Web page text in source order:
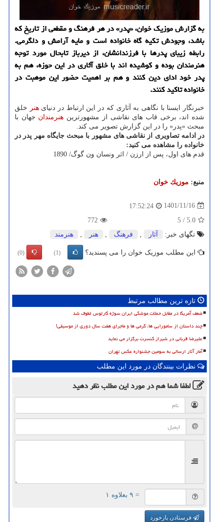
به گزارش موزیک خوان، «پدر» در هر فرهنگ و مقطعی از تاریخ که
باشد، وجودش تکیه گاه خانواده است و مایه آرامش و دلگرمی.
رابطه زیبای پدرها با فرزندانشان، از دیرباز تابحال مورد توجه
هنرمندان بوده و کوشیده اند با خلق آثاری در این حوزه، هم به
پدر خود ادای دین کنند و هم بر اهمیت حضور این موهبت در
خانواده تاکید کنند.
خبرنگار ایسنا با نگاهی به آثاری که در این ارتباط در دنیایهنر
خلق
شده اند، برخی قاب های نقاشی از مشهورترین هنرمندان جهان با
مبحث «پدر» را در این گزارش تصویر می کند.
در ادامه تصاویری از نقاشی های مشهور با مبحث جایگاه مهر پدر در
خانواده را مشاهده می کنید:
قدم های اول، پس از ارزن / اثر ونسان ون گوگ/ 1890
منبع: موزیك خوان
1401/11/16
17:52:24
5.0
/
5
772
تگهای خبر:
آثار , فرهنگ , هنر , هنرمند
این مطلب موزیک خوان را می پسندید؟ (1)
(0)
تازه ترین مطالب مرتبط
ضعف آمریکا در مقابل حملات موشکی ایران سوژه کارلوس لطوف شد
چند داستان از سامورایی ها، گرمی ها و ماجرای هفت سال دوری از موسیقی!
علیرضا قربانی در شیراز کنسرت برگزار می نماید
آمار آثار ارسالی به سومین جشنواره عکس تهران
نظرات بینندگان در مورد این مطلب
لطفا شما همدر مورد این مطلبنظر دهید
= ۹ بعلاوه ۱
فرستادن بازخورد